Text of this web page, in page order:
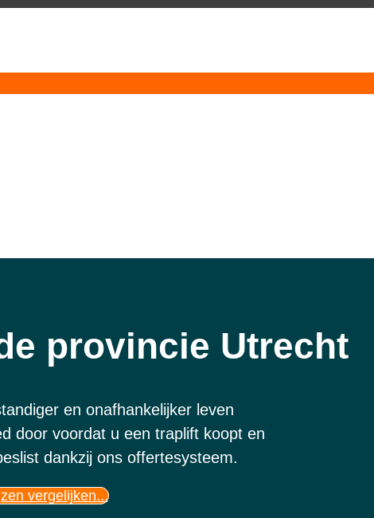
provincie Utrecht
en onafhankelijker leven
door voordat u een traplift koopt en
dankzij ons offertesysteem.
vergelijken...